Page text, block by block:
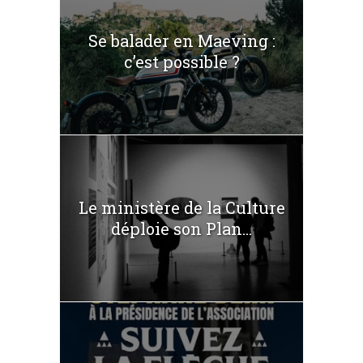
Se balader en Maeving :
c’est possible ?
Le ministère de la Culture
déploie son Plan...